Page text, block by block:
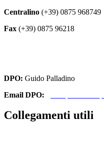
Centralino (+39) 0875 968749
Fax (+39) 0875 96218
DPO: Guido Palladino
Email DPO:
Collegamenti utili